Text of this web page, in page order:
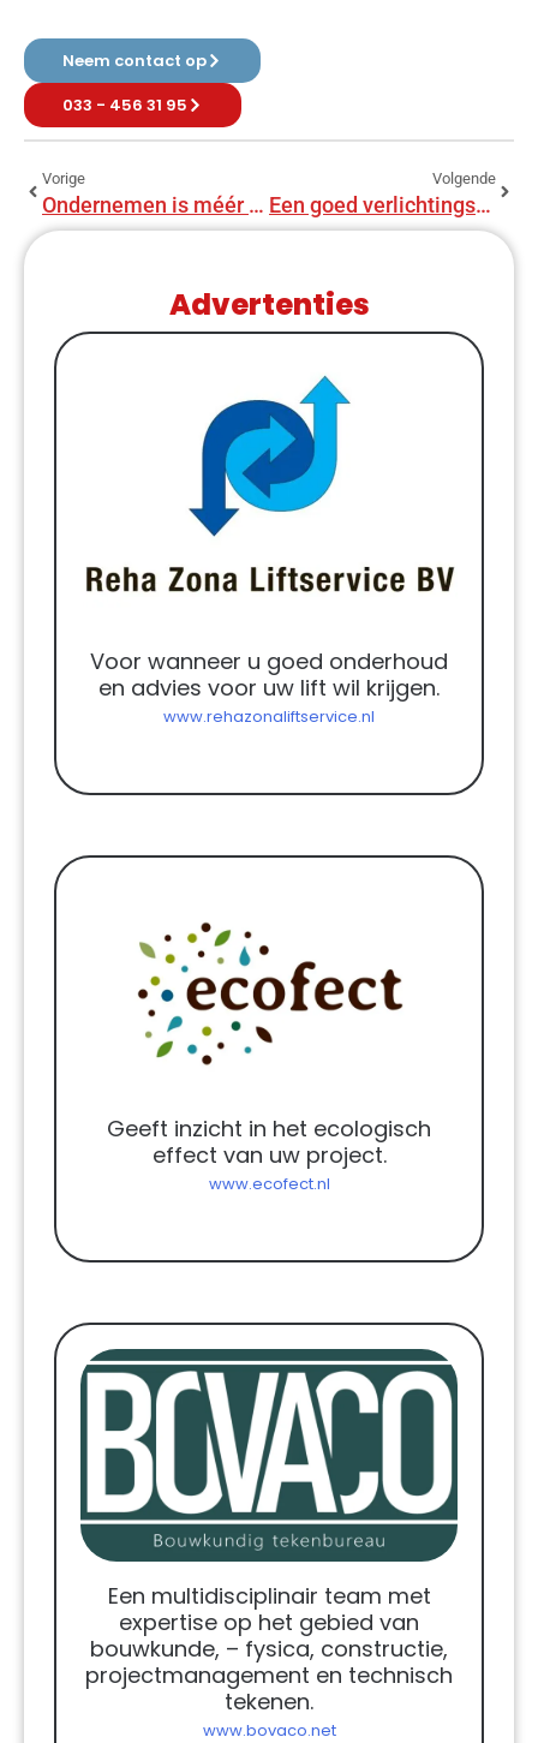
Neem contact op
033 - 456 31 95
Vorige
Ondernemen is méér dan alleen maar geld verdienen
Volgende
Een goed verlichtingsplan voor de komende donkere dagen
Advertenties
Voor wanneer u goed onderhoud
en advies voor uw lift wil krijgen.
www.rehazonaliftservice.nl
Geeft inzicht in het ecologisch
effect van uw project.
www.ecofect.nl
Een multidisciplinair team met
expertise op het gebied van
bouwkunde, – fysica, constructie,
projectmanagement en technisch
tekenen.
www.bovaco.net